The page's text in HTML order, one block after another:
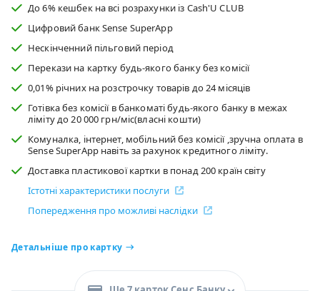
До 6% кешбек на всі розрахунки із Cash'U CLUB
Цифровий банк Sense SuperApp
Нескінченний пільговий період
Перекази на картку будь-якого банку без комісії
0,01% річних на розстрочку товарів до 24 місяців
Готівка без комісії в банкоматі будь-якого банку в межах
ліміту до 20 000 грн/міс(власні кошти)
Комуналка, інтернет, мобільний без комісії ,зручна оплата в
Sense SuperApp навіть за рахунок кредитного ліміту.
Доставка пластикової картки в понад 200 країн світу
Істотні характеристики послуги
Попередження про можливі наслідки
Детальніше про картку